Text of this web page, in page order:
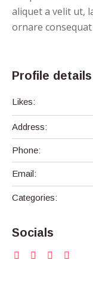
aliquet a velit ut,
ornare
Profile details
Likes:
Address:
Phone:
Email:
Categories:
Socials